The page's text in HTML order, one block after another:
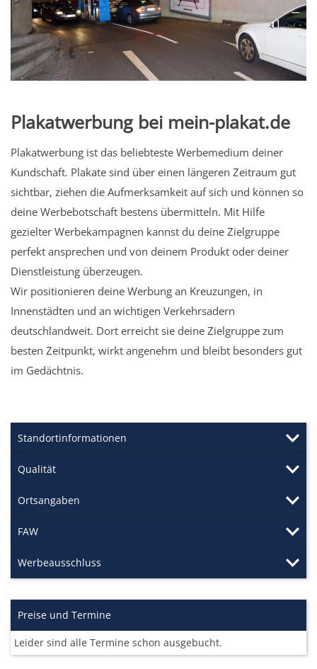
Plakatwerbung bei mein-plakat.de
Plakatwerbung ist das beliebteste Werbemedium deiner
Kundschaft. Plakate sind über einen längeren Zeitraum gut
sichtbar, ziehen die Aufmerksamkeit auf sich und können so
deine Werbebotschaft bestens übermitteln. Mit Hilfe
gezielter Werbekampagnen kannst du deine Zielgruppe
perfekt ansprechen und von deinem Produkt oder deiner
Dienstleistung überzeugen.
Wir positionieren deine Werbung an Kreuzungen, in
Innenstädten und an wichtigen Verkehrsadern
deutschlandweit. Dort erreicht sie deine Zielgruppe zum
besten Zeitpunkt, wirkt angenehm und bleibt besonders gut
im Gedächtnis.
Standortinformationen
Qualität
Ortsangaben
FAW
Werbeausschluss
Preise und Termine
Leider sind alle Termine schon ausgebucht.